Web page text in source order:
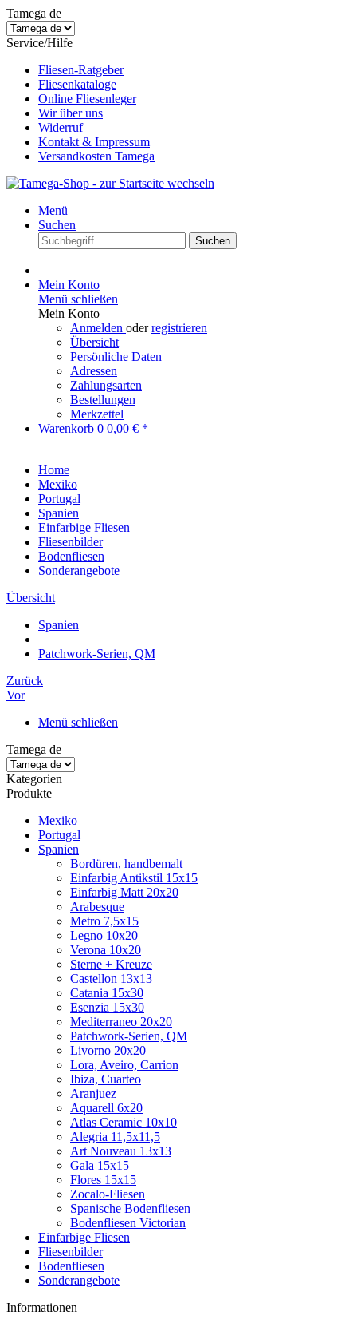
Tamega de
Service/Hilfe
Fliesen-Ratgeber
Fliesenkataloge
Online Fliesenleger
Wir über uns
Widerruf
Kontakt & Impressum
Versandkosten Tamega
Menü
Suchen
Suchen
Mein Konto
Menü schließen
Mein Konto
Anmelden oderregistrieren
Übersicht
Persönliche Daten
Adressen
Zahlungsarten
Bestellungen
Merkzettel
Warenkorb 0 0,00 € *
Home
Mexiko
Portugal
Spanien
Einfarbige Fliesen
Fliesenbilder
Bodenfliesen
Sonderangebote
Übersicht
Spanien
Patchwork-Serien, QM
Zurück
Vor
Menü schließen
Tamega de
Kategorien
Produkte
Mexiko
Portugal
Spanien
Bordüren, handbemalt
Einfarbig Antikstil 15x15
Einfarbig Matt 20x20
Arabesque
Metro 7,5x15
Legno 10x20
Verona 10x20
Sterne + Kreuze
Castellon 13x13
Catania 15x30
Esenzia 15x30
Mediterraneo 20x20
Patchwork-Serien, QM
Livorno 20x20
Lora, Aveiro, Carrion
Ibiza, Cuarteo
Aranjuez
Aquarell 6x20
Atlas Ceramic 10x10
Alegria 11,5x11,5
Art Nouveau 13x13
Gala 15x15
Flores 15x15
Zocalo-Fliesen
Spanische Bodenfliesen
Bodenfliesen Victorian
Einfarbige Fliesen
Fliesenbilder
Bodenfliesen
Sonderangebote
Informationen